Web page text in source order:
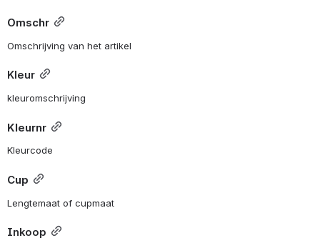
Omschr
Omschrijving van het artikel
Kleur
kleuromschrijving
Kleurnr
Kleurcode
Cup
Lengtemaat of cupmaat
Inkoop